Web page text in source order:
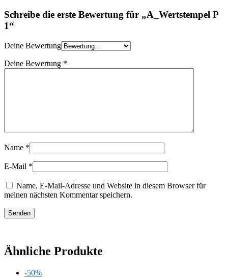
Schreibe die erste Bewertung für „A_Wertstempel P
1“
Deine Bewertung
Deine Bewertung *
Name *
E-Mail *
Name, E-Mail-Adresse und Website in diesem Browser für
meinen nächsten Kommentar speichern.
Ähnliche Produkte
-50%